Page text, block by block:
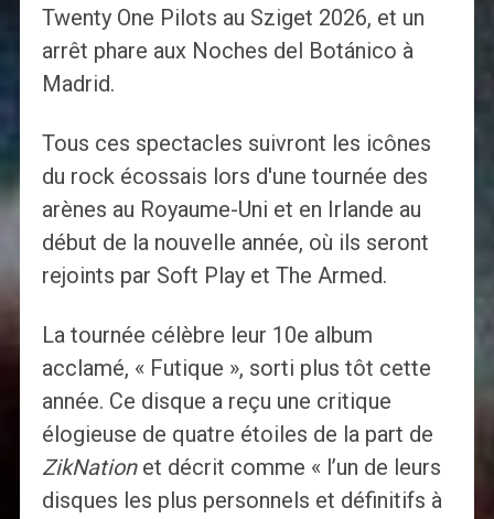
Twenty One Pilots au Sziget 2026, et un
arrêt phare aux Noches del Botánico à
Madrid.
Tous ces spectacles suivront les icônes
du rock écossais lors d'une tournée des
arènes au Royaume-Uni et en Irlande au
début de la nouvelle année, où ils seront
rejoints par Soft Play et The Armed.
La tournée célèbre leur 10e album
acclamé, « Futique », sorti plus tôt cette
année. Ce disque a reçu une critique
élogieuse de quatre étoiles de la part de
ZikNationet décrit comme « l’un de leurs
disques les plus personnels et définitifs à